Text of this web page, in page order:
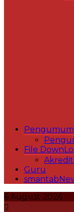
File
Guru
6 August 2026